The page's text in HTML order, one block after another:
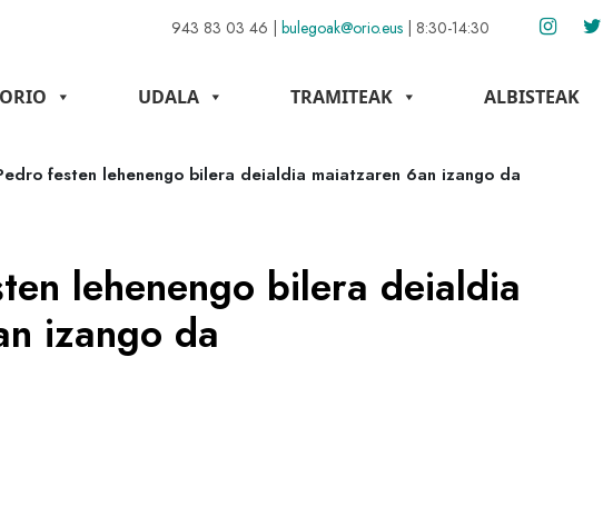
943 83 03 46 | bulegoak@orio.eus | 8:30-14:30
ORIO UDALA TRAMITEAK ALBISTEAK
festen lehenengo bilera deialdia maiatzaren 6an izango da
lehenengo bilera deialdia
izango da